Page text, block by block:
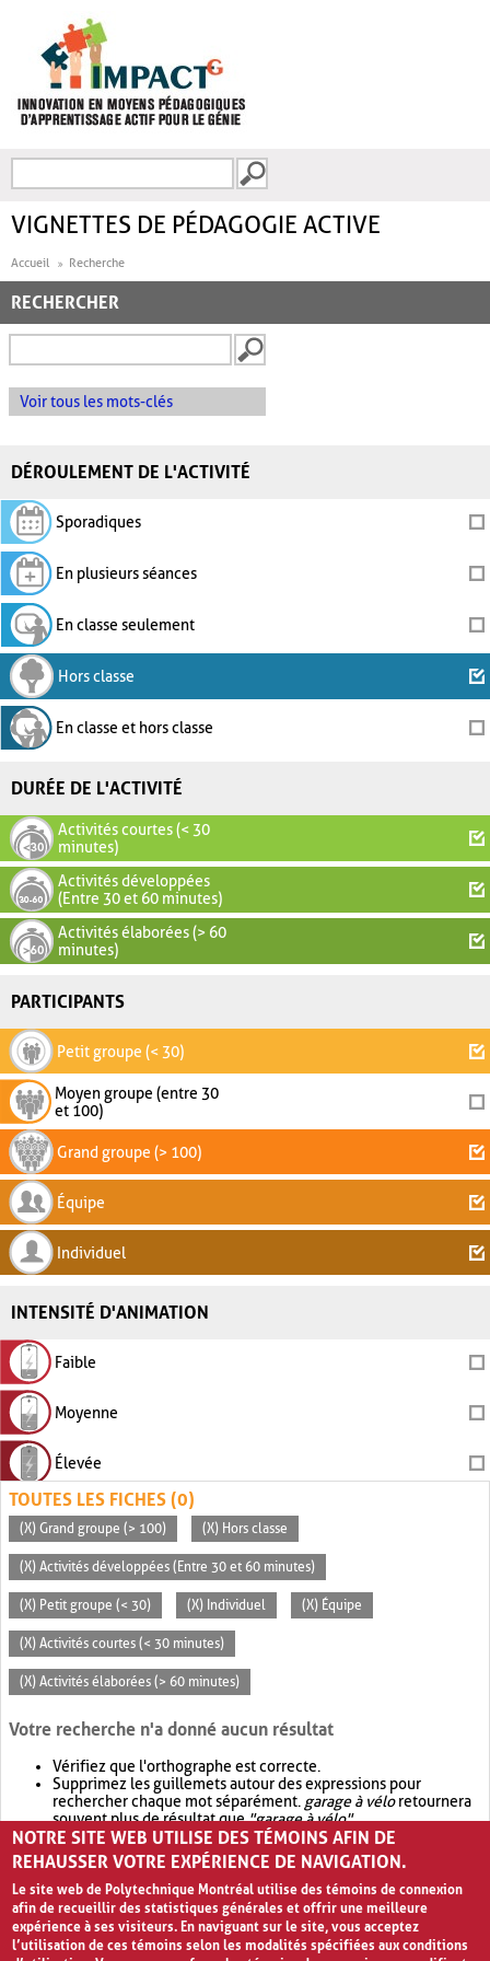
FORMULAIRE DE
VIGNETTES DE PÉDAGOGIE ACTIVE
Accueil Recherche
RECHERCHER
Voir tous les mots-clés
DÉROULEMENT DE L'ACTIVITÉ
Sporadiques
En plusieurs séances
En classe seulement
Hors classe
En classe et hors classe
DURÉE DE L'ACTIVITÉ
Activités courtes (< 30
minutes)
Activités développées
(Entre 30 et 60 minutes)
Activités élaborées (> 60
minutes)
PARTICIPANTS
Petit groupe (< 30)
Moyen groupe (entre 30
et 100)
Grand groupe (> 100)
Équipe
Individuel
INTENSITÉ D'ANIMATION
Faible
Moyenne
Élevée
TOUTES LES FICHES (0)
(X) Grand groupe (> 100) (X) Hors classe
(X) Activités développées (Entre 30 et 60 minutes)
(X) Petit groupe (< 30) (X) Individuel (X) Équipe
(X) Activités courtes (< 30 minutes)
(X) Activités élaborées (> 60 minutes)
Votre recherche n'a donné aucun résultat
Vérifiez que l'orthographe est correcte.
Supprimez les guillemets autour des expressions pour
rechercher chaque mot séparément. garage à véloretournera
souvent plus de résultat que"garage à vélo".
Envisagez d'élargir votre recherche avec OR.garage OR vélo
retournera souvent plus de résultat quegarage à vélo
NOTRE SITE WEB UTILISE DES TÉMOINS AFIN DE
REHAUSSER VOTRE EXPÉRIENCE DE NAVIGATION.
Le site web de Polytechnique Montréal utilise des témoins de connexion
afin de recueillir des statistiques générales et offrir une meilleure
expérience à ses visiteurs. En naviguant sur le site, vous acceptez
l’utilisation de ces témoins selon les modalités spécifiées aux conditions